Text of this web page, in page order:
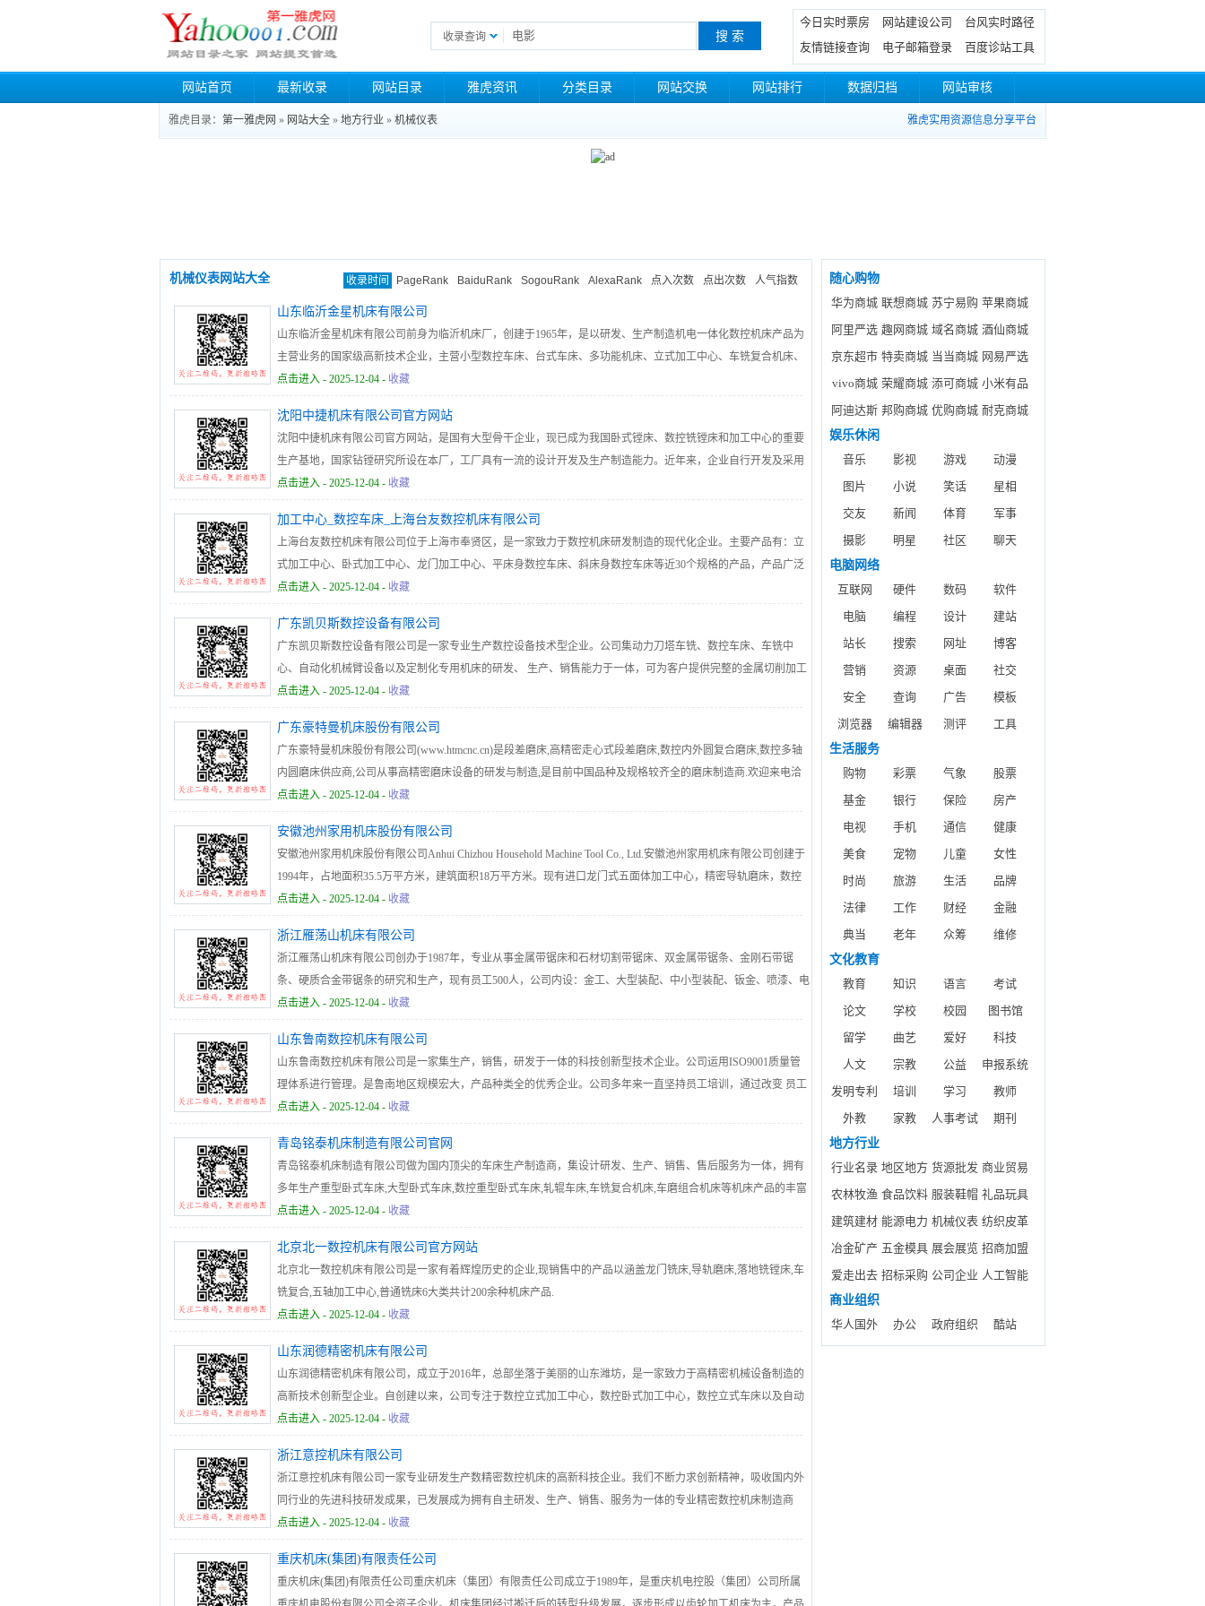
收录查询
今日实时票房 网站建设公司
台风实时路径
友情链接查询
电子邮箱登录 百度诊站工具
网站首页 最新收录 网站目录 雅虎资讯 分类目录 网站交换 网站排行 数据归档 网站审核
雅虎目录： 第一雅虎网 » 网站大全 » 地方行业 » 机械仪表 雅虎实用资源信息分享平台
收录时间 PageRank BaiduRank SogouRank AlexaRank 点入次数 点出次数 人气指数
机械仪表网站大全
山东临沂金星机床有限公司
山东临沂金星机床有限公司前身为临沂机床厂，创建于1965年，是以研发、生产制造机电一体化数控机床产品为
主营业务的国家级高新技术企业，主营小型数控车床、台式车床、多功能机床、立式加工中心、车铣复合机床、
高精度数控车床、小型车床、数控车床、车床等。
点击进入 - 2025-12-04 - 收藏
沈阳中捷机床有限公司官方网站
沈阳中捷机床有限公司官方网站，是国有大型骨干企业，现已成为我国卧式镗床、数控铣镗床和加工中心的重要
生产基地，国家钻镗研究所设在本厂，工厂具有一流的设计开发及生产制造能力。近年来，企业自行开发及采用
德国、日本和意大利先进技术，主要生产各种型号卧式镗床、落地铣镗床、数控铣镗床、立卧加工中心、柔性制
重大工程项目提供了重要装备。产品畅销全国各地并远销世界 60 多个国家和地区。服务电话-024-86672340
点击进入 - 2025-12-04 - 收藏
加工中心_数控车床_上海台友数控机床有限公司
上海台友数控机床有限公司位于上海市奉贤区，是一家致力于数控机床研发制造的现代化企业。主要产品有：立
式加工中心、卧式加工中心、龙门加工中心、平床身数控车床、斜床身数控车床等近30个规格的产品，产品广泛
应用于模具制造、3C、汽车、通信、电子等多个行业领域。
点击进入 - 2025-12-04 - 收藏
广东凯贝斯数控设备有限公司
广东凯贝斯数控设备有限公司是一家专业生产数控设备技术型企业。公司集动力刀塔车铣、数控车床、车铣中
心、自动化机械臂设备以及定制化专用机床的研发、 生产、销售能力于一体，可为客户提供完整的金属切削加工
解决方案。
点击进入 - 2025-12-04 - 收藏
广东豪特曼机床股份有限公司
广东豪特曼机床股份有限公司(www.htmcnc.cn)是段差磨床,高精密走心式段差磨床,数控内外圆复合磨床,数控多轴
内圆磨床供应商,公司从事高精密磨床设备的研发与制造,是目前中国品种及规格较齐全的磨床制造商.欢迎来电洽
谈
点击进入 - 2025-12-04 - 收藏
安徽池州家用机床股份有限公司
安徽池州家用机床股份有限公司Anhui Chizhou Household Machine Tool Co., Ltd.安徽池州家用机床有限公司创建于
1994年，占地面积35.5万平方米，建筑面积18万平方米。现有进口龙门式五面体加工中心，精密导轨磨床，数控
龙门铣床，立式加工中心，卧式加工中心，数控车床，数控万能磨床，数控铣床等各类生产设备五百余台。等40
天，汽车，造船，电力，模具制造，纺织，信息产业，通用机械等领域。
点击进入 - 2025-12-04 - 收藏
浙江雁荡山机床有限公司
浙江雁荡山机床有限公司创办于1987年，专业从事金属带锯床和石材切割带锯床、双金属带锯条、金刚石带锯
条、硬质合金带锯条的研究和生产，现有员工500人，公司内设：金工、大型装配、中小型装配、钣金、喷漆、电
气及带锯条生产车间。外设铸造、磨齿机、焊接机、钣金分公司。全国各省共有40个办事处，主要产品：卧室、
产能力4000台套以上，锯条300万米以上。
点击进入 - 2025-12-04 - 收藏
山东鲁南数控机床有限公司
山东鲁南数控机床有限公司是一家集生产，销售，研发于一体的科技创新型技术企业。公司运用ISO9001质量管
理体系进行管理。是鲁南地区规模宏大，产品种类全的优秀企业。公司多年来一直坚持员工培训，通过改变 员工
观念，实施内部改革，引进先进的经营管理理念和方法，全面提高员工素质，提升现代化管理水平。
点击进入 - 2025-12-04 - 收藏
青岛铭泰机床制造有限公司官网
青岛铭泰机床制造有限公司做为国内顶尖的车床生产制造商，集设计研发、生产、销售、售后服务为一体，拥有
多年生产重型卧式车床,大型卧式车床,数控重型卧式车床,轧辊车床,车铣复合机床,车磨组合机床等机床产品的丰富
实际操作经验。
点击进入 - 2025-12-04 - 收藏
北京北一数控机床有限公司官方网站
北京北一数控机床有限公司是一家有着辉煌历史的企业,现销售中的产品以涵盖龙门铣床,导轨磨床,落地铣镗床,车
铣复合,五轴加工中心,普通铣床6大类共计200余种机床产品.
点击进入 - 2025-12-04 - 收藏
山东润德精密机床有限公司
山东润德精密机床有限公司，成立于2016年，总部坐落于美丽的山东潍坊，是一家致力于高精密机械设备制造的
高新技术创新型企业。自创建以来，公司专注于数控立式加工中心，数控卧式加工中心，数控立式车床以及自动
化生产线的研发与制造，拥有数控机床行业完整的产业链，具备从研发、设计、铸件、光机、钣金到整机一条龙
心技术，已形成RD系列数控立式加工中心，数控卧式加工中心，数控立式车床，数控倒正立车，数控倒立车，数
控外圆磨床等多条自主产品制造链条，领跑行业发展。
点击进入 - 2025-12-04 - 收藏
浙江意控机床有限公司
浙江意控机床有限公司一家专业研发生产数精密数控机床的高新科技企业。我们不断力求创新精神，吸收国内外
同行业的先进科技研发成果，已发展成为拥有自主研发、生产、销售、服务为一体的专业精密数控机床制造商
点击进入 - 2025-12-04 - 收藏
重庆机床(集团)有限责任公司
重庆机床(集团)有限责任公司重庆机床（集团）有限责任公司成立于1989年，是重庆机电控股（集团）公司所属
随心购物
华为商城 联想商城 苏宁易购 苹果商城
阿里严选 趣网商城 域名商城 酒仙商城
京东超市 特卖商城 当当商城 网易严选
vivo商城 荣耀商城 添可商城 小米有品
阿迪达斯 邦购商城 优购商城 耐克商城
娱乐休闲
音乐
影视 游戏
动漫
图片
小说 笑话
星相
交友
新闻 体育
军事
摄影
明星 社区
聊天
电脑网络
互联网
硬件 数码
软件
电脑
编程 设计
建站
站长
搜索 网址
博客
营销
资源 桌面
社交
安全
查询 广告
模板
浏览器
编辑器 测评
工具
生活服务
购物
彩票 气象
股票
基金
银行 保险
房产
电视
手机 通信
健康
美食
宠物 儿童
女性
时尚
旅游 生活
品牌
法律
工作 财经
金融
典当
老年 众筹
维修
文化教育
教育
知识 语言
考试
论文
学校 校园
图书馆
留学
曲艺 爱好
科技
人文
宗教 公益
申报系统
发明专利
培训 学习
教师
外教
家教 人事考试
期刊
地方行业
行业名录 地区地方 货源批发 商业贸易
农林牧渔 食品饮料 服装鞋帽 礼品玩具
建筑建材 能源电力 机械仪表 纺织皮革
冶金矿产 五金模具 展会展览 招商加盟
爱走出去 招标采购 公司企业 人工智能
商业组织
华人国外
办公 政府组织 酷站